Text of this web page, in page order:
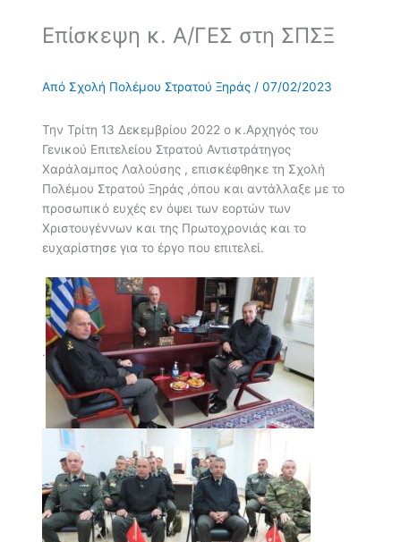
Επίσκεψη κ. Α/ΓΕΣ στη ΣΠΣΞ
Από Σχολή Πολέμου Στρατού Ξηράς /07/02/2023
Την Τρίτη 13 Δεκεμβρίου 2022 ο κ.Αρχηγός του
Γενικού Επιτελείου Στρατού Αντιστράτηγος
Χαράλαμπος Λαλούσης , επισκέφθηκε τη Σχολή
Πολέμου Στρατού Ξηράς ,όπου και αντάλλαξε με το
προσωπικό ευχές εν όψει των εορτών των
Χριστουγέννων και της Πρωτοχρονιάς και το
ευχαρίστησε για το έργο που επιτελεί.
.